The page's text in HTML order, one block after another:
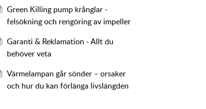
Green Killing pump krånglar -
felsökning och rengöring av impeller
Garanti & Reklamation - Allt du
behöver veta
Värmelampan går sönder – orsaker
och hur du kan förlänga livslängden